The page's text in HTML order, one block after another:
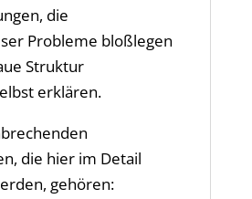
die
Probleme bloßlegen
Struktur
erklären.
die hier im Detail
gehören: